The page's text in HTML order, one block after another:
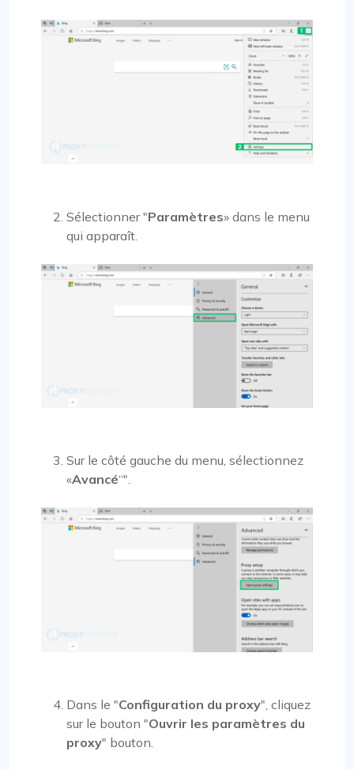
Sélectionner "Paramètres» dans le menu
qui apparaît.
Sur le côté gauche du menu, sélectionnez
«Avancé“".
Dans le "Configuration du proxy", cliquez
sur le bouton "Ouvrir les paramètres du
proxy" bouton.